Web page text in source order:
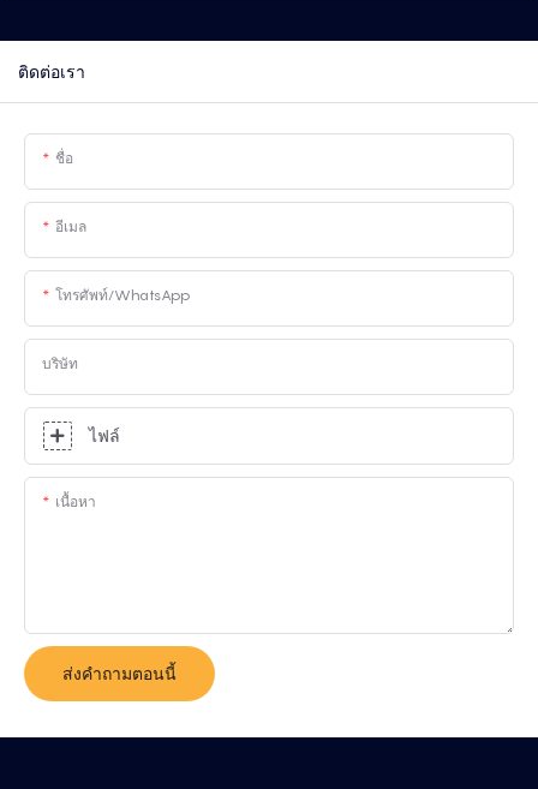
ติดต่อเรา
ชื่อ
อีเมล
โทรศัพท์/WhatsApp
บริษัท
ไฟล์
เนื้อหา
ส่งคำถามตอนนี้